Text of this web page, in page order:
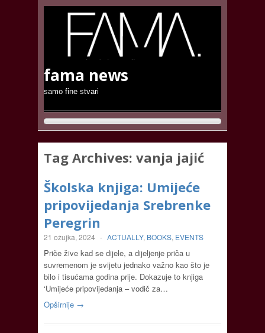
fama news
samo fine stvari
Tag Archives: vanja jajić
Školska knjiga: Umijeće
pripovijedanja Srebrenke
Peregrin
21 ožujka, 2024 - ACTUALLY, BOOKS, EVENTS
Priče žive kad se dijele, a dijeljenje priča u
suvremenom je svijetu jednako važno kao što je
bilo i tisućama godina prije. Dokazuje to knjiga
‘Umijeće pripovijedanja – vodič za…
Opširnije →